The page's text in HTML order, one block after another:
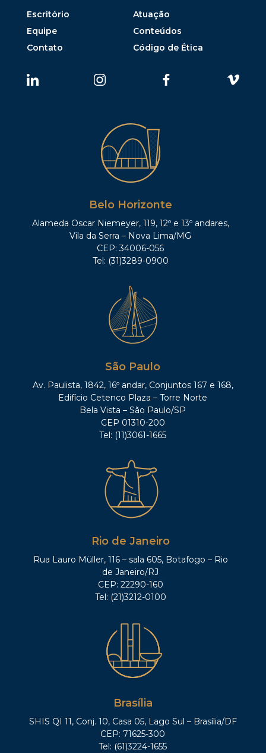
Escritório
Atuação
Equipe
Conteúdos
Contato
Código de Ética
Belo Horizonte
Alameda Oscar Niemeyer, 119, 12º e 13º andares,
Vila da Serra – Nova Lima/MG
CEP: 34006-056
Tel: (31)3289-0900
São Paulo
Av. Paulista, 1842, 16º andar, Conjuntos 167 e 168,
Edifício Cetenco Plaza – Torre Norte
Bela Vista – São Paulo/SP
CEP 01310-200
Tel: (11)3061-1665
Rio de Janeiro
Rua Lauro Müller, 116 – sala 605, Botafogo – Rio
de Janeiro/RJ
CEP: 22290-160
Tel: (21)3212-0100
Brasília
SHIS QI 11, Conj. 10, Casa 05, Lago Sul – Brasília/DF
CEP: 71625-300
Tel: (61)3224-1655